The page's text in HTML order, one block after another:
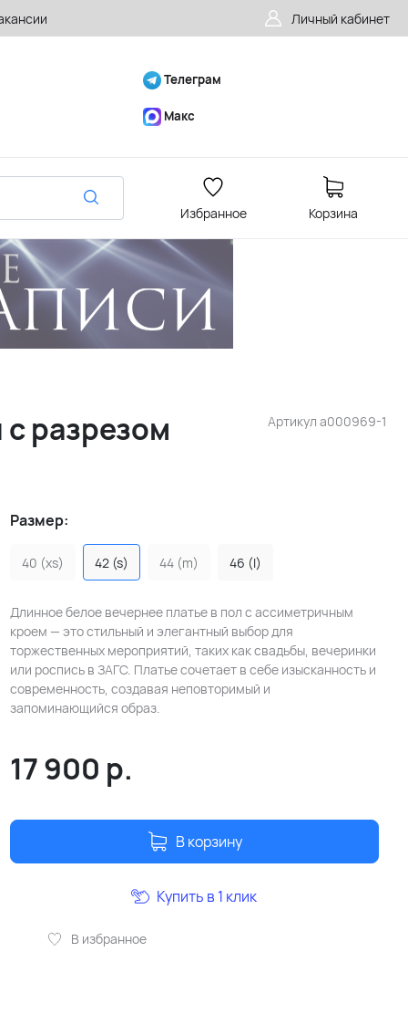
Личный кабинет
Телеграм
Макс
Избранное Корзина
Артикул a000969-1
разрезом
Размер:
40 (xs) 42 (s) 44 (m) 46 (l)
Длинное белое вечернее платье в пол с ассиметричным
кроем — это стильный и элегантный выбор для
торжественных мероприятий, таких как свадьбы, вечеринки
или роспись в ЗАГС. Платье сочетает в себе изысканность и
современность, создавая неповторимый и
запоминающийся образ.
17 900 р.
В корзину
В избранное
Купить в 1 клик